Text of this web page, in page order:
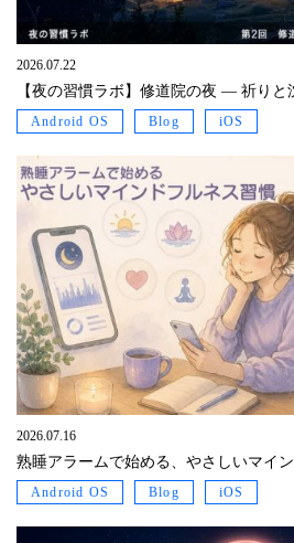
2026.07.22
【夜の習慣ラボ】修道院の夜 ― 祈りと
Android OS Blog iOS
2026.07.16
熟睡アラームで始める、やさしいマイ
Android OS Blog iOS